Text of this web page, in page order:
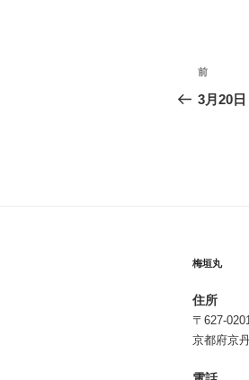
投
稿
シ
ョ
ン
前
の
前
3月20
梅垣丸
住所
〒627-
京都府京